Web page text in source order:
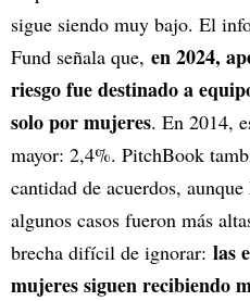
sigue siendo muy bajo. El
Fund señala que, en 2024,
riesgo fue destinado a
solo por mujeres. En 2014,
mayor: 2,4%. PitchBook
cantidad de acuerdos,
algunos casos fueron más
brecha difícil de ignorar: las
mujeres siguen recibiendo